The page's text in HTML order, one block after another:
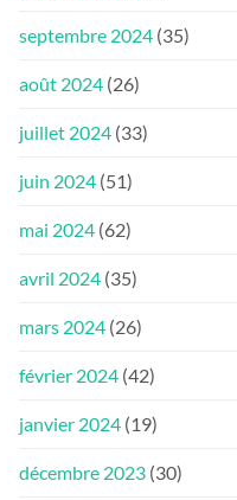
septembre 2024 (35)
août 2024 (26)
juillet 2024 (33)
juin 2024 (51)
mai 2024 (62)
avril 2024 (35)
mars 2024 (26)
février 2024 (42)
janvier 2024 (19)
décembre 2023 (30)